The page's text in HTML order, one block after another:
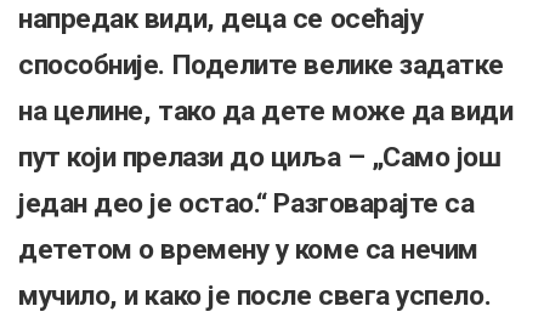
напредак види, деца се осећају
способније. Поделите велике задатке
на целине, тако да дете може да види
пут који прелази до циља – „Само још
један део је остао.“ Разговарајте са
дететом о времену у коме са нечим
мучило, и како је после свега успело.